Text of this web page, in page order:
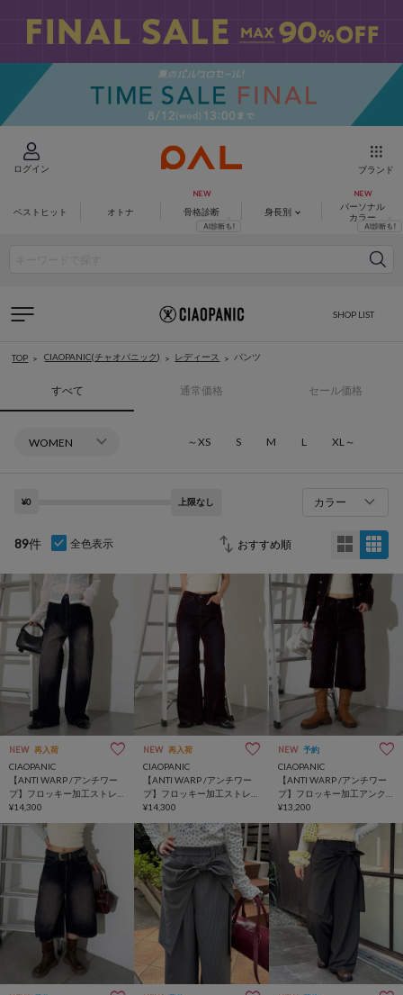
ログイン ブランド
ベストヒット オトナ 骨格診断 身長別
パーソナル
カラー
SHOP LIST
TOP CIAOPANIC(チャオパニック) レディース パンツ
すべて 通常価格 セール価格
～XS S M L XL～
¥0 上限なし カラー
89件 全色表示
NEW 再入荷
CIAOPANIC
【ANTI WARP /アンチワー
プ】フロッキー加工ストレ
ートデニム
¥14,300
NEW 再入荷
CIAOPANIC
【ANTI WARP /アンチワー
プ】フロッキー加工ストレ
ートデニム
¥14,300
NEW 予約
CIAOPANIC
【ANTI WARP /アンチワー
プ】フロッキー加工アンク
ルショーツ
¥13,200